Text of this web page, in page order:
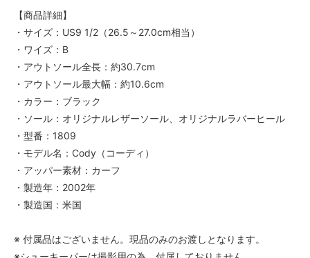
【商品詳細】
・サイズ：US9 1/2（26.5～27.0cm相当）
・ワイズ：B
・アウトソール全長：約30.7cm
・アウトソール最大幅：約10.6cm
・カラー：ブラック
・ソール：オリジナルレザーソール、オリジナルラバーヒール
・型番：1809
・モデル名：Cody（コーディ）
・アッパー素材：カーフ
・製造年：2002年
・製造国：米国
※ 付属品はございません。現品のみのお渡しとなります。